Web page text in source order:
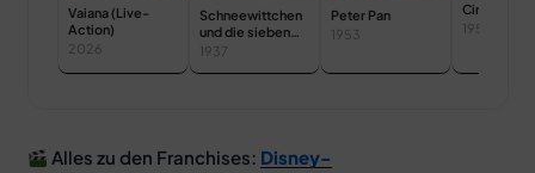
Vaiana (Live-
Action)
2026
Schneewittchen
und die sieben
Zwerge
1937
Peter Pan
1953
Cinderella
1950
Alles zu den Franchises: Disney-